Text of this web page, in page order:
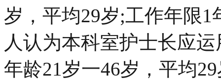
岁，平均29岁;工作年限1
人认为本科室护士长应
年龄21岁一46岁，平均